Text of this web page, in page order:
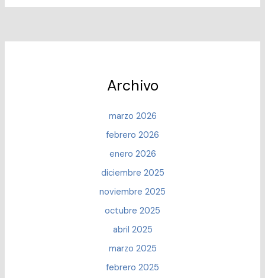
Archivo
marzo 2026
febrero 2026
enero 2026
diciembre 2025
noviembre 2025
octubre 2025
abril 2025
marzo 2025
febrero 2025